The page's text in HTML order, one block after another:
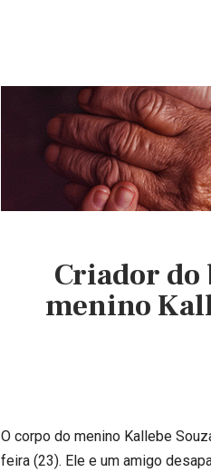
Criador do
menino
O corpo do menino Kallebe
feira (23). Ele e um amigo